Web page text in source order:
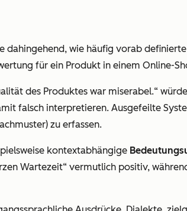
wie häufig vorab
für ein Produkt in einem Online-
des Produktes war miserabel.“
falsch interpretieren. Ausgefeilte
zu erfassen.
kontextabhängige
Wartezeit“ vermutlich positiv,